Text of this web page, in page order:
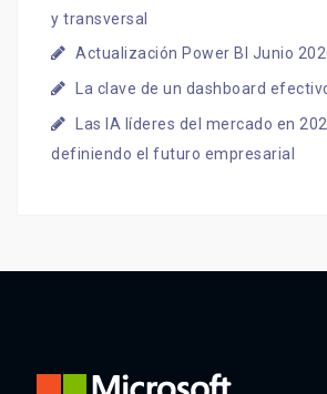
y transversal
Actualización Power BI Junio
La clave de un dashboard
Las IA líderes del mercado en
definiendo el futuro empresarial